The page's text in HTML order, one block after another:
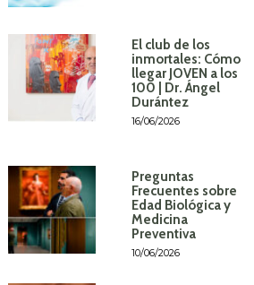
El club de los
inmortales: Cómo
llegar JOVEN a los
100 | Dr. Ángel
Durántez
16/06/2026
Preguntas
Frecuentes sobre
Edad Biológica y
Medicina
Preventiva
10/06/2026